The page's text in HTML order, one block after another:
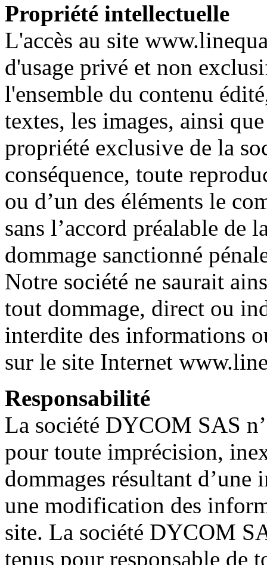
Propriété intellectuelle
L'accès au site
d'usage privé et non
l'ensemble du contenu
textes, les images, ainsi
propriété exclusive de la
conséquence, toute
ou d’un des éléments le
sans l’accord préalable de
dommage sanctionné
Notre société ne saurait
tout dommage, direct ou
interdite des informations
sur le site Internet
Responsabilité
La société DYCOM SAS
pour toute imprécision,
dommages résultant
une modification des
site. La société DYCOM
tenus pour responsable de